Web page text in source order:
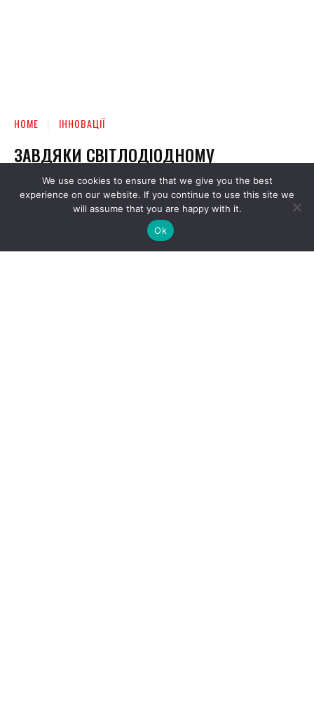
We use cookies to ensure that we give you the best
experience on our website. If you continue to use this site we
will assume that you are happy with it.
Ok